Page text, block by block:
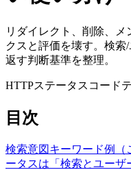
リダイレクト、削除、
クスと評価を壊す。検
返す判断基準を整理。
HTTPステータスコード
目次
検索意図キーワード例（
ータスは「検索とユーザ